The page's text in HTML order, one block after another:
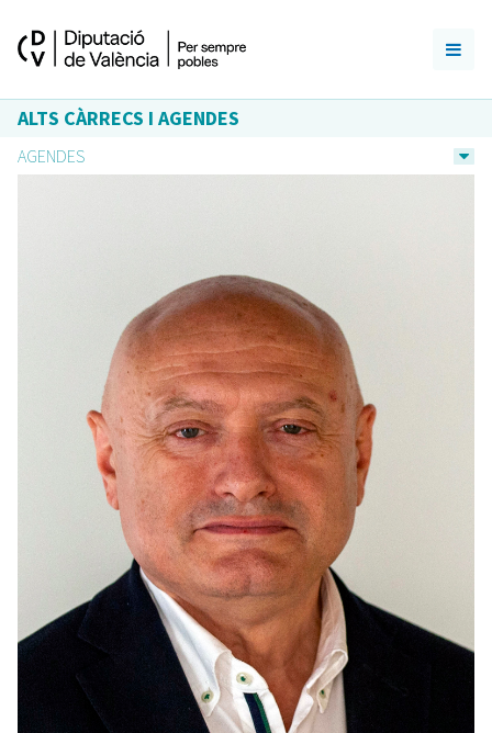
ALTS CÀRRECS I AGENDES
AGENDES